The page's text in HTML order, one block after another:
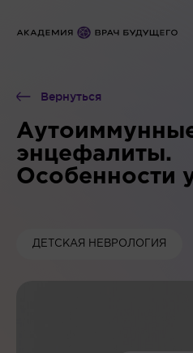
Вернуться
энцефалиты.
Особенности
ДЕТСКАЯ НЕВРОЛОГИЯ